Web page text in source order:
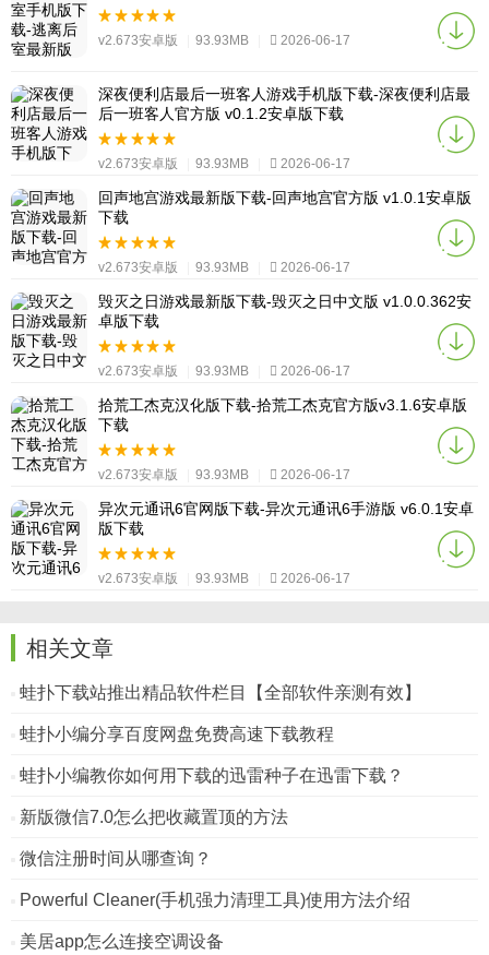
v2.673安卓版 93.93MB 2026-06-17
深夜便利店最后一班客人游戏手机版下载-深夜便利店最
后一班客人官方版 v0.1.2安卓版下载
v2.673安卓版 93.93MB 2026-06-17
回声地宫游戏最新版下载-回声地宫官方版 v1.0.1安卓版
下载
v2.673安卓版 93.93MB 2026-06-17
毁灭之日游戏最新版下载-毁灭之日中文版 v1.0.0.362安
卓版下载
v2.673安卓版 93.93MB 2026-06-17
拾荒工杰克汉化版下载-拾荒工杰克官方版v3.1.6安卓版
下载
v2.673安卓版 93.93MB 2026-06-17
异次元通讯6官网版下载-异次元通讯6手游版 v6.0.1安卓
版下载
v2.673安卓版 93.93MB 2026-06-17
相关文章
蛙扑下载站推出精品软件栏目【全部软件亲测有效】
蛙扑小编分享百度网盘免费高速下载教程
蛙扑小编教你如何用下载的迅雷种子在迅雷下载？
新版微信7.0怎么把收藏置顶的方法
微信注册时间从哪查询？
Powerful Cleaner(手机强力清理工具)使用方法介绍
美居app怎么连接空调设备